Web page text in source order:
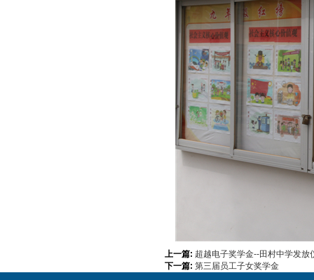
上一篇: 超越电子奖学金--田村中学发放
下一篇: 第三届员工子女奖学金